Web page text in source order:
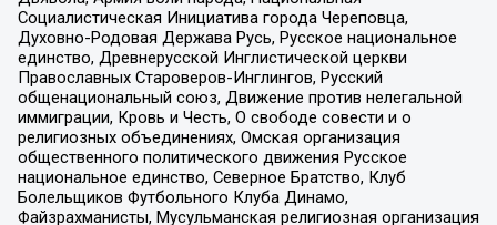
Социалистическая Инициатива города Череповца,
Духовно-Родовая Держава Русь, Русское национальное
единство, Древнерусской Инглистической церкви
Православных Староверов-Инглингов, Русский
общенациональный союз, Движение против нелегальной
иммиграции, Кровь и Честь, О свободе совести и о
религиозных объединениях, Омская организация
общественного политического движения Русское
национальное единство, Северное Братство, Клуб
Болельщиков Футбольного Клуба Динамо,
Файзрахманисты, Мусульманская религиозная организация